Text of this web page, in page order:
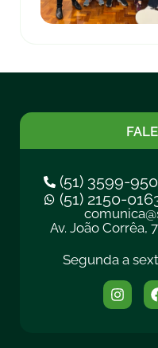
(51) 3599-
(51) 2150-
Av. João Corrêa,
Segunda a